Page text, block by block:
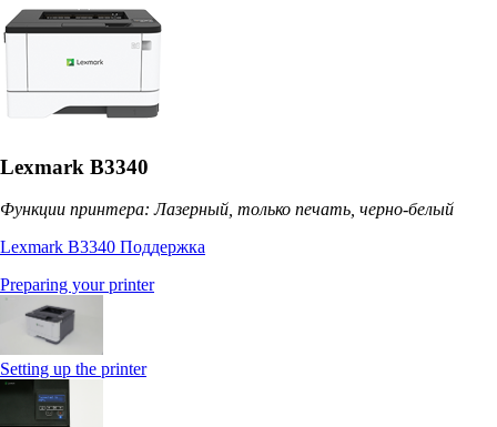
Lexmark B3340
Функции принтера: Лазерный, только печать, черно-белый
Lexmark B3340 Поддержка
Preparing your printer
Setting up the printer